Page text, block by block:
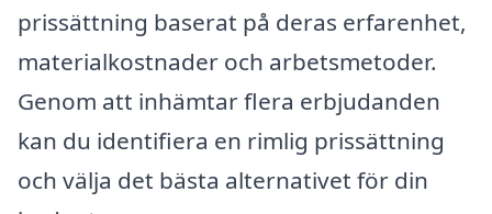
prissättning baserat på deras erfarenhet,
materialkostnader och arbetsmetoder.
Genom att inhämtar flera erbjudanden
kan du identifiera en rimlig prissättning
och välja det bästa alternativet för din